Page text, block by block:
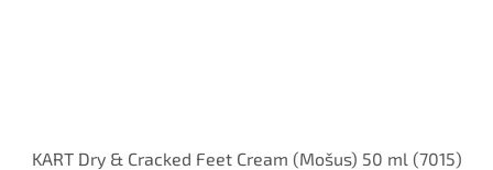
KART Dry & Cracked Feet Cream (Mošus) 50 ml (7015)